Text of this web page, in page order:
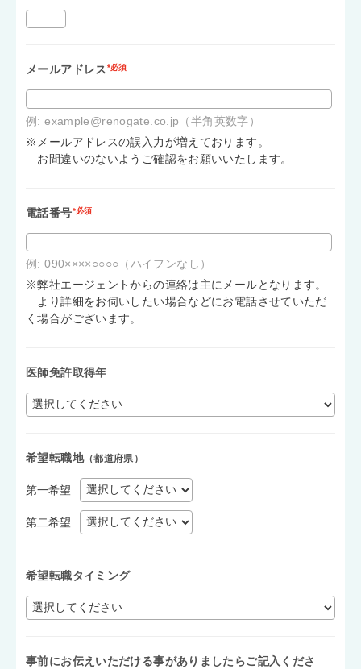
メールアドレス*必須
例: example@renogate.co.jp（半角英数字）
※メールアドレスの誤入力が増えております。
お間違いのないようご確認をお願いいたします。
電話番号*必須
例: 090××××○○○○（ハイフンなし）
※弊社エージェントからの連絡は主にメールとなります。
より詳細をお伺いしたい場合などにお電話させていただ
く場合がございます。
医師免許取得年
希望転職地（都道府県）
第一希望
第二希望
希望転職タイミング
事前にお伝えいただける事がありましたらご記入くださ